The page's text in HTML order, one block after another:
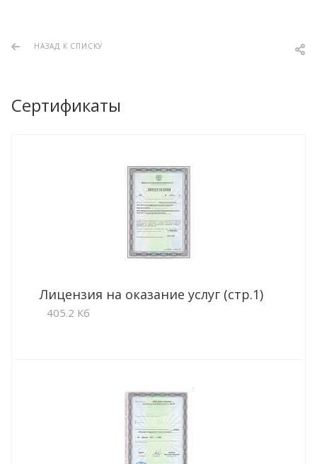
НАЗАД К СПИСКУ
Сертификаты
Лицензия на оказание услуг (стр.1)
405.2 Кб